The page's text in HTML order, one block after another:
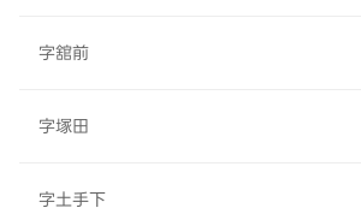
字舘前
字塚田
字土手下